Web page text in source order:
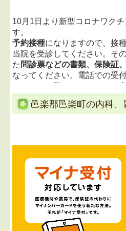
10月1日より新型コロナワク
す。
予約接種になりますので、接
当院を受診してください。そ
た 問診票などの書類、保険証
なってください。電話での受
よろしくお願いいたします。
で、後日の予約した日の接種
高校3年生の方、自費での接
始します。
インフルエンザの予防接種を
65歳以上の方は、自治体より
ちください。65歳未満の方は
ります。
当院では小児の2回目の接種
了解ください。
邑楽郡邑楽町の内科